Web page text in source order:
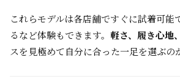
これらモデルは各店舗ですぐに試着可能
るなど体験もできます。 軽さ、履き心地
スを見極めて自分に合った一足を選ぶの